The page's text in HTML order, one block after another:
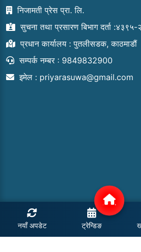
निजामती प्रेस प्रा. लि.
सुचना तथा प्रसारण बिभाग दर्ता
प्रधान कार्यालय : पुतलीसडक, काठमाडौं
सम्पर्क नम्बर : 9849832900
इमेल : priyarasuwa@gmail.com
नयाँ अपडेट ट्रेन्डिङ